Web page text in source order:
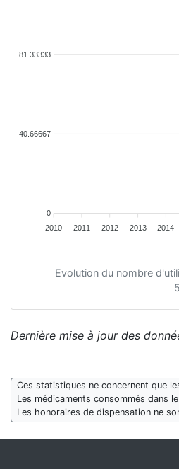
81.33333
40.66667
0
2010
2011 2012 2013 2014
Evolution du nombre
Dernière mise à jour des
Ces statistiques ne concernent que
Les médicaments consommés dans
Les honoraires de dispensation ne